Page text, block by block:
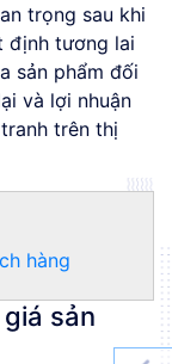
trọng sau khi
định tương lai
sản phẩm đối
và lợi nhuận
trên thị
hàng
sản